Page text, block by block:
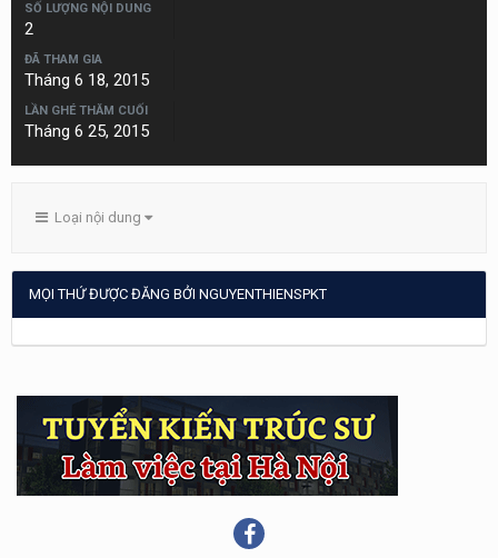
SỐ LƯỢNG NỘI DUNG
2
ĐÃ THAM GIA
Tháng 6 18, 2015
LẦN GHÉ THĂM CUỐI
Tháng 6 25, 2015
Loại nội dung
MỌI THỨ ĐƯỢC ĐĂNG BỞI NGUYENTHIENSPKT